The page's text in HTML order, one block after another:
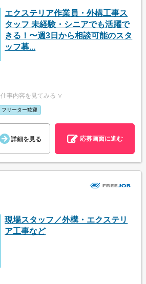
エクステリア作業員・外構工事ス
タッフ 未経験・シニアでも活躍で
きる！〜週3日から相談可能のスタ
ッフ募...
仕事内容を見てみる ∨
フリーター歓迎
詳細を見る 応募画面に進む
現場スタッフ／外構・エクステリ
ア工事など